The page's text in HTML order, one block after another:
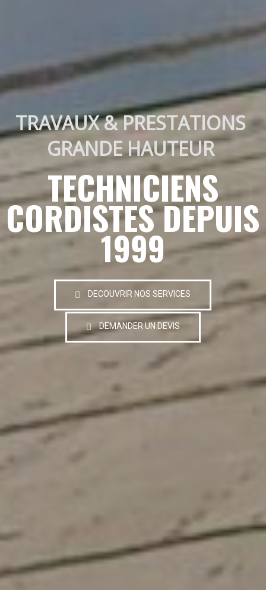
TRAVAUX & PRESTATIONS
GRANDE HAUTEUR
TECHNICIENS
CORDISTES DEPUIS
1999
DECOUVRIR NOS SERVICES
DEMANDER UN DEVIS